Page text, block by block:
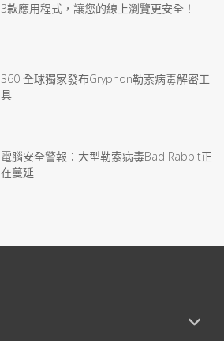
3款應用程式，讓您的線上瀏覽更安全！
360 全球獨家發布Gryphon勒索病毒解密工
具
電腦安全警報：大型勒索病毒Bad Rabbit正
在蔓延